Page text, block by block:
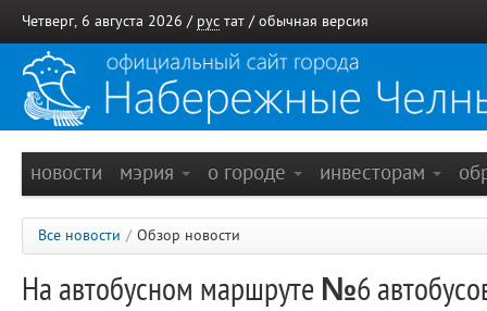
Четверг, 6 августа 2026 / рус тат / обычная версия
новости мэрия о городе инвесторам
Все новости / Обзор новости
На автобусном маршруте №6